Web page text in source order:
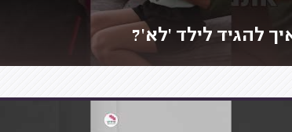
להגיד לילד 'לא'?